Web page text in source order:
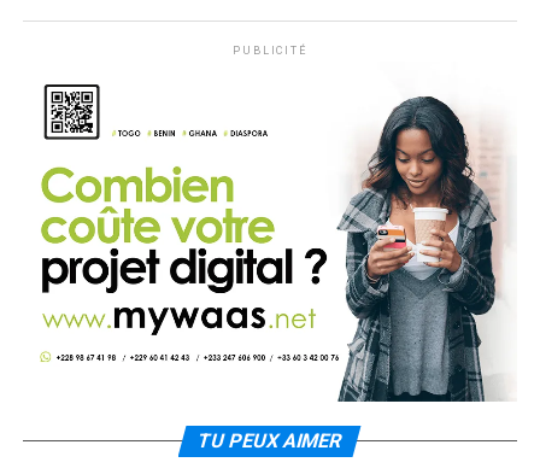
PUBLICITÉ
TU PEUX AIMER